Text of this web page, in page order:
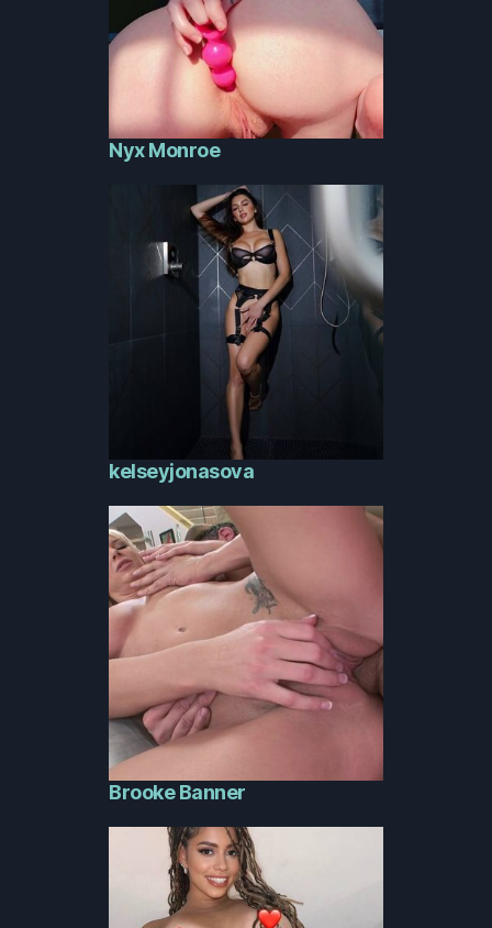
Nyx Monroe
kelseyjonasova
Brooke Banner